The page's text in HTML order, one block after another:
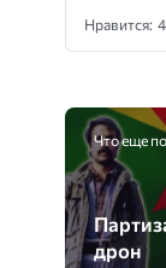
Нравится:
Что еще
дрон